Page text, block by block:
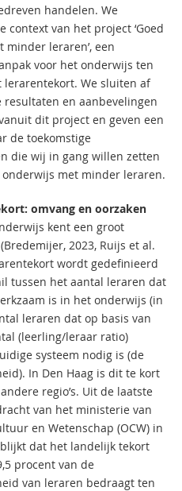
handelen. We
context van het project ‘Goed
minder leraren’, een
voor het onderwijs ten
lerarentekort. We sluiten af
resultaten en aanbevelingen
dit project en geven een
de toekomstige
die wij in gang willen zetten
met minder leraren.
omvang en oorzaken
kent een groot
2023, Ruijs et al.
wordt gedefinieerd
tussen het aantal leraren dat
is in het onderwijs (in
leraren dat op basis van
(leerling/leraar ratio)
systeem nodig is (de
In Den Haag is dit te kort
regio’s. Uit de laatste
van het ministerie van
en Wetenschap (OCW) in
dat het landelijk tekort
procent van de
van leraren bedraagt ten